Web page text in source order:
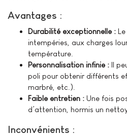
Avantages :
Durabilité exceptionnelle :
intempéries, aux charges
température.
Personnalisation infinie : Il
poli pour obtenir différents
marbré, etc.).
Faible entretien : Une fois
d’attention, hormis un
Inconvénients :